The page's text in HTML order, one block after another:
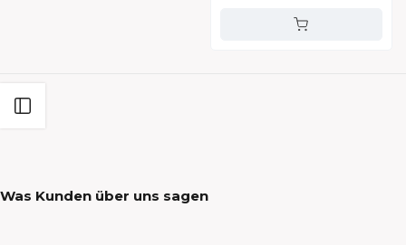
Was Kunden über uns sagen